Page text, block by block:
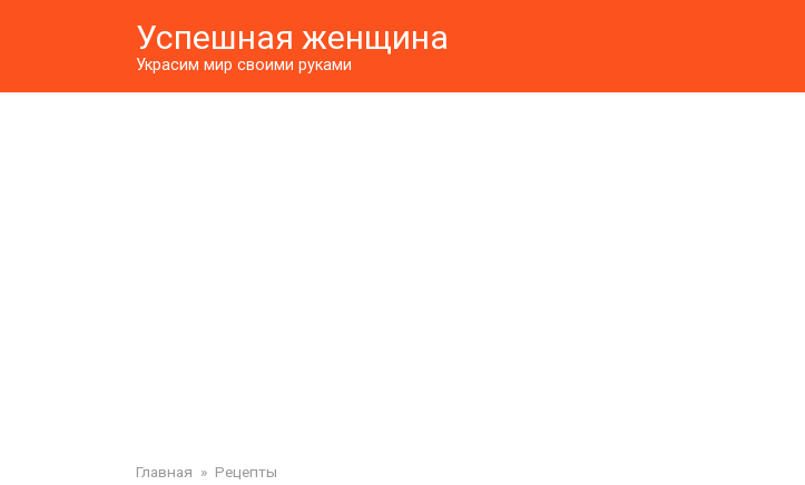
Успешная женщина
Украсим мир своими руками
Главная » Рецепты